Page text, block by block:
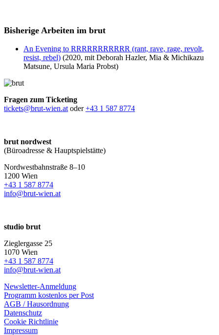
Bisherige Arbeiten im brut
An Evening to RRRRRRRRRRR (rant, rave, rage, revolt,
resist, rebel) (2020, mit Deborah Hazler, Mia & Michikazu
Matsune, Ursula Maria Probst)
Fragen zum Ticketing
tickets@brut-wien.at oder+43 1 587 8774
brut nordwest
(Büroadresse & Hauptspielstätte)
Nordwestbahnstraße 8–10
1200 Wien
+43 1 587 8774
info@brut-wien.at
studio brut
Zieglergasse 25
1070 Wien
+43 1 587 8774
info@brut-wien.at
Newsletter-Anmeldung
Programm kostenlos per Post
AGB / Hausordnung
Datenschutz
Cookie Richtlinie
Impressum